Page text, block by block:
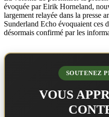
évoquée par Eirik Horneland,
largement relayée dans la presse
Sunderland Echo évoquaient ces
désormais confirmé par les
SOUTENEZ
VOUS